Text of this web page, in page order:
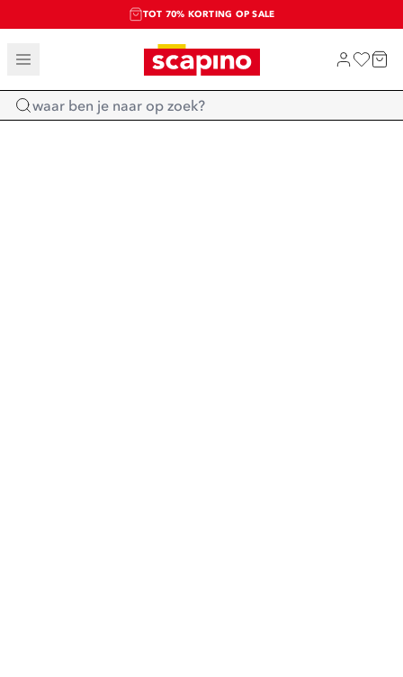
TOT 70% KORTING OP SALE
SALE: LAATSTE KANS!
SHOP NIEUW
Home